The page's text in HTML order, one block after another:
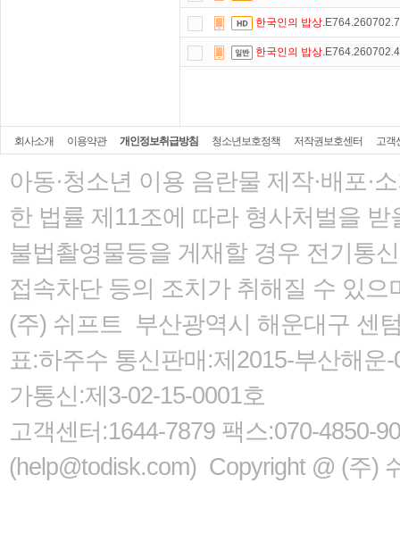
한국인의 밥상
한국인의 밥상
회사소개 이용약관 개인정보취급방침 청소년보호정책 저작권보호센터 고객
아동·청소년 이용 음란물 제작·배포·
한 법률 제11조에 따라 형사처벌을 받
불법촬영물등을 게재할 경우 전기통
접속차단 등의 조치가 취해질 수 있으
(주) 쉬프트 부산광역시 해운대구 센
표:하주수 통신판매:제2015-부산해
가통신:제3-02-15-0001호
고객센터:1644-7879 팩스:070-4850-
(help@todisk.com) Copyright @ (주)